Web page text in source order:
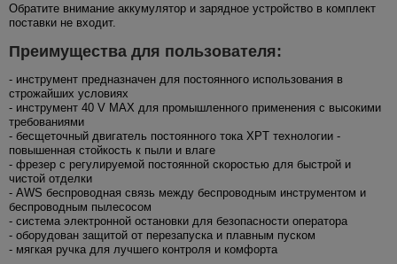
Обратите внимание аккумулятор и зарядное устройство в комплект
поставки не входит.
Преимущества для пользователя:
- инструмент предназначен для постоянного использования в
строжайших условиях
- инструмент 40 V MAX для промышленного применения с высокими
требованиями
- бесщеточный двигатель постоянного тока XPT технологии -
повышенная стойкость к пыли и влаге
- фрезер с регулируемой постоянной скоростью для быстрой и
чистой отделки
- AWS беспроводная связь между беспроводным инструментом и
беспроводным пылесосом
- система электронной остановки для безопасности оператора
- оборудован защитой от перезапуска и плавным пуском
- мягкая ручка для лучшего контроля и комфорта